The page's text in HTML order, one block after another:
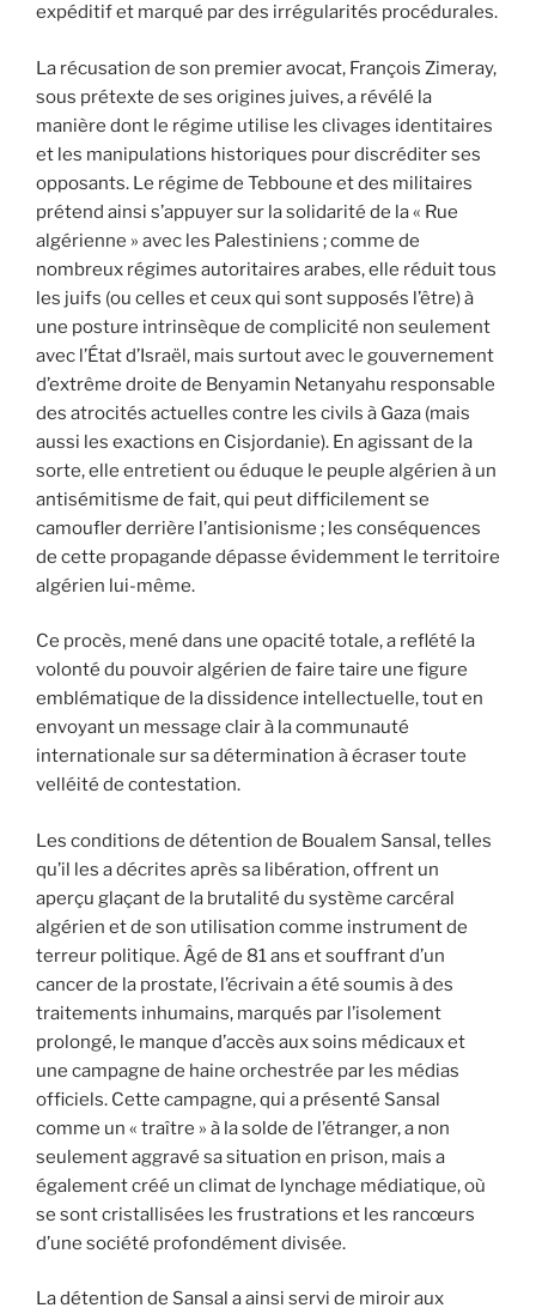
expéditif et marqué par des irrégularités procédurales.
La récusation de son premier avocat, François Zimeray,
sous prétexte de ses origines juives, a révélé la
manière dont le régime utilise les clivages identitaires
et les manipulations historiques pour discréditer ses
opposants. Le régime de Tebboune et des militaires
prétend ainsi s’appuyer sur la solidarité de la « Rue
algérienne » avec les Palestiniens ; comme de
nombreux régimes autoritaires arabes, elle réduit tous
les juifs (ou celles et ceux qui sont supposés l’être) à
une posture intrinsèque de complicité non seulement
avec l’État d’Israël, mais surtout avec le gouvernement
d’extrême droite de Benyamin Netanyahu responsable
des atrocités actuelles contre les civils à Gaza (mais
aussi les exactions en Cisjordanie). En agissant de la
sorte, elle entretient ou éduque le peuple algérien à un
antisémitisme de fait, qui peut difficilement se
camoufler derrière l’antisionisme ; les conséquences
de cette propagande dépasse évidemment le territoire
algérien lui-même.
Ce procès, mené dans une opacité totale, a reflété la
volonté du pouvoir algérien de faire taire une figure
emblématique de la dissidence intellectuelle, tout en
envoyant un message clair à la communauté
internationale sur sa détermination à écraser toute
velléité de contestation.
Les conditions de détention de Boualem Sansal, telles
qu’il les a décrites après sa libération, offrent un
aperçu glaçant de la brutalité du système carcéral
algérien et de son utilisation comme instrument de
terreur politique. Âgé de 81 ans et souffrant d’un
cancer de la prostate, l’écrivain a été soumis à des
traitements inhumains, marqués par l’isolement
prolongé, le manque d’accès aux soins médicaux et
une campagne de haine orchestrée par les médias
officiels. Cette campagne, qui a présenté Sansal
comme un « traître » à la solde de l’étranger, a non
seulement aggravé sa situation en prison, mais a
également créé un climat de lynchage médiatique, où
se sont cristallisées les frustrations et les rancœurs
d’une société profondément divisée.
La détention de Sansal a ainsi servi de miroir aux